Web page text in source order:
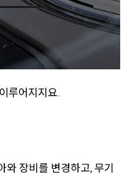
루어지지요.
장비를 변경하고, 무기